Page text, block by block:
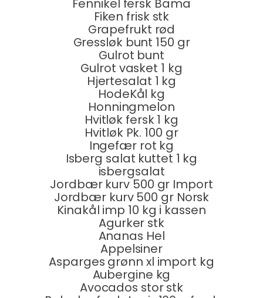
Fennikel fersk Bama
Fiken frisk stk
Grapefrukt rød
Gressløk bunt 150 gr
Gulrot bunt
Gulrot vasket 1 kg
Hjertesalat 1 kg
HodeKål kg
Honningmelon
Hvitløk fersk 1 kg
Hvitløk Pk. 100 gr
Ingefær rot kg
Isberg salat kuttet 1 kg
isbergsalat
Jordbær kurv 500 gr Import
Jordbær kurv 500 gr Norsk
Kinakål imp 10 kg i kassen
Agurker stk
Ananas Hel
Appelsiner
Asparges grønn xl import kg
Aubergine kg
Avocados stor stk